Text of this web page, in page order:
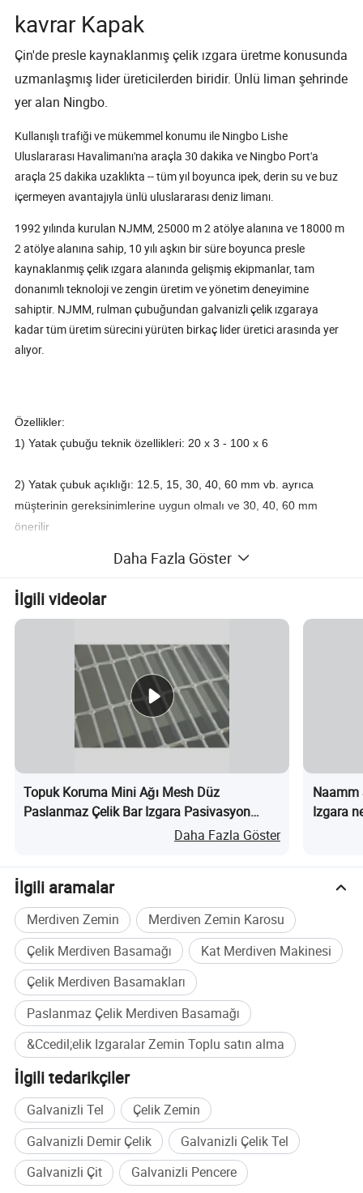
kavrar Kapak
Çin'de presle kaynaklanmış çelik ızgara üretme konusunda
uzmanlaşmış lider üreticilerden biridir. Ünlü liman şehrinde
yer alan Ningbo.
Kullanışlı trafiği ve mükemmel konumu ile Ningbo Lishe
Uluslararası Havalimanı'na araçla 30 dakika ve Ningbo Port'a
araçla 25 dakika uzaklıkta -- tüm yıl boyunca ipek, derin su ve buz
içermeyen avantajıyla ünlü uluslararası deniz limanı.
1992 yılında kurulan NJMM, 25000 m 2 atölye alanına ve 18000 m
2 atölye alanına sahip, 10 yılı aşkın bir süre boyunca presle
kaynaklanmış çelik ızgara alanında gelişmiş ekipmanlar, tam
donanımlı teknoloji ve zengin üretim ve yönetim deneyimine
sahiptir. NJMM, rulman çubuğundan galvanizli çelik ızgaraya
kadar tüm üretim sürecini yürüten birkaç lider üretici arasında yer
alıyor.
Özellikler:
1) Yatak çubuğu teknik özellikleri: 20 x 3 - 100 x 6
2) Yatak çubuk açıklığı: 12.5, 15, 30, 40, 60 mm vb. ayrıca
müşterinin gereksinimlerine uygun olmalı ve 30, 40, 60 mm
önerilir
3) Çapraz çubuk açıklığı: 38, 50, 76, 100 mm, ayrıca müşterinin
gereksinimlerine göre de olmalıdır ve 50, 100 mm önerilir
4) Malzeme: Hafif çelik veya paslanmaz çelik
5) Yüzey işleme: Işlenmemiş, boyalı veya sıcak daldırma
galvanizli
6) Çelik rendeleme Standartları:
A) ÇIN: YB/T4001-1998
B) ABD: ANSI/ NAAMM (MBG531-88)
C) İNGILTERE: BS4592-1987
D) Avustralya: AS1657-1985
Daha Fazla Göster
İlgili videolar
Topuk Koruma Mini Ağı Mesh Düz
Paslanmaz Çelik Bar Izgara Pasivasyon
Daha Fazla Göster
Naamm
Izgara
İlgili aramalar
Merdiven Zemin
Merdiven Zemin Karosu
Çelik Merdiven Basamağı
Kat Merdiven Makinesi
Çelik Merdiven Basamakları
Paslanmaz Çelik Merdiven Basamağı
&Ccedil;elik Izgaralar Zemin Toplu satın alma
İlgili tedarikçiler
Galvanizli Tel
Çelik Zemin
Galvanizli Demir Çelik
Galvanizli Çelik Tel
Galvanizli Çit
Galvanizli Pencere